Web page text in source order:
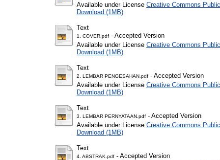
Available under License Creative Commons
Download (1MB)
Text
1. COVER.pdf - Accepted Version
Available under License Creative Commons
Download (1MB)
Text
2. LEMBAR PENGESAHAN.pdf - Accepted Version
Available under License Creative Commons
Download (1MB)
Text
3. LEMBAR PERNYATAAN.pdf - Accepted Version
Available under License Creative Commons
Download (1MB)
Text
4. ABSTRAK.pdf - Accepted Version